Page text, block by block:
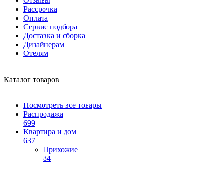
Рассрочка
Оплата
Сервис подбора
Доставка и сборка
Дизайнерам
Отелям
Каталог товаров
Посмотреть все товары
Распродажа
699
Квартира и дом
637
Прихожие
84